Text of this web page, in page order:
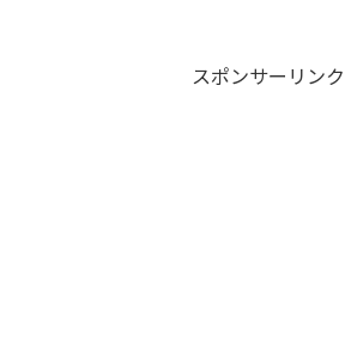
スポンサーリンク